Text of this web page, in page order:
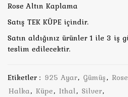
Rose Altın Kaplama
Satış TEK KÜPE içindir.
Satın aldığınız ürünler 1 ile 3 iş
teslim edilecektir.
Etiketler : 925 Ayar, Gümüş, Rose
Halka, Küpe, Ithal, Silver,